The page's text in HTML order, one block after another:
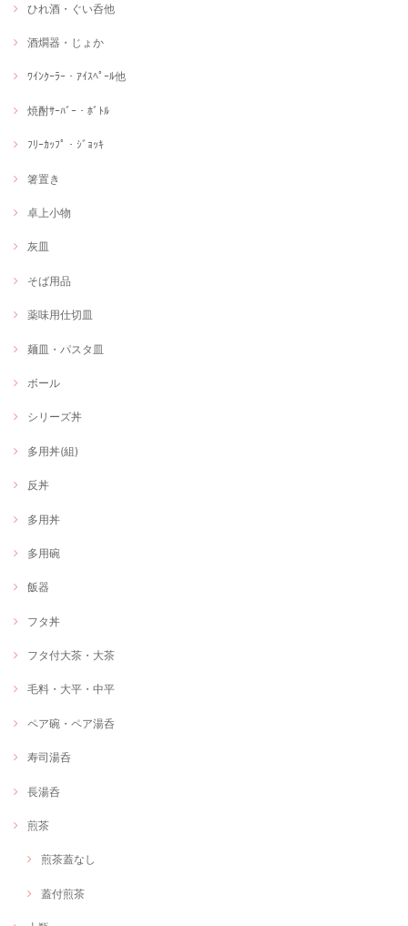
ひれ酒・ぐい呑他
酒燗器・じょか
ﾜｲﾝｸｰﾗｰ・ｱｲｽﾍﾟｰﾙ他
焼酎ｻｰﾊﾞｰ・ﾎﾞﾄﾙ
ﾌﾘｰｶｯﾌﾟ・ｼﾞｮｯｷ
箸置き
卓上小物
灰皿
そば用品
薬味用仕切皿
麺皿・パスタ皿
ボール
シリーズ丼
多用丼(組)
反丼
多用丼
多用碗
飯器
フタ丼
フタ付大茶・大茶
毛料・大平・中平
ペア碗・ペア湯呑
寿司湯呑
長湯呑
煎茶
煎茶蓋なし
蓋付煎茶